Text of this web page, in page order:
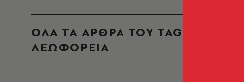
ΟΛΑ ΤΑ ΑΡΘΡΑ ΤΟΥ TAG
ΛΕΩΦΟΡΕΙΑ